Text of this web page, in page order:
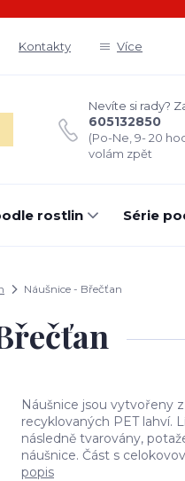
Kontakty Více
Nevíte si rady?
605132850
(Po-Ne, 9- 20
volám zpět
rostlin Série
Náušnice - Břečťan
Náušnice jsou vytvořeny
recyklovaných PET lahví.
následně tvarovány,
náušnice. Část s
popis